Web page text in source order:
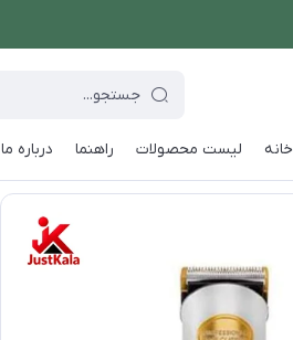
خانه لیست محصولات راهنما درباره ما
لوازم شخصی برقی / ماشین اصلاح صورت